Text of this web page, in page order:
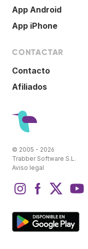
App Android
App iPhone
CONTACTAR
Contacto
Afiliados
© 2005 - 2026
Trabber Software S.L.
Aviso legal